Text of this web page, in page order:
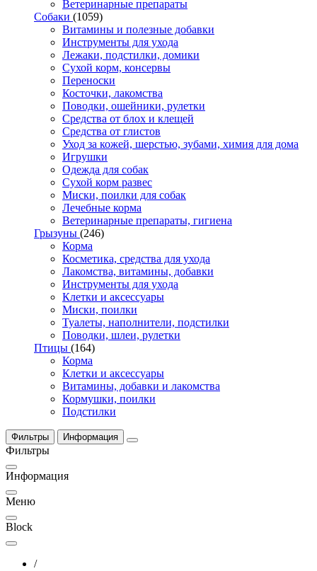
Ветеринарные препараты
Собаки (1059)
Витамины и полезные добавки
Инструменты для ухода
Лежаки, подстилки, домики
Сухой корм, консервы
Переноски
Косточки, лакомства
Поводки, ошейники, рулетки
Средства от блох и клещей
Средства от глистов
Уход за кожей, шерстью, зубами, химия для дома
Игрушки
Одежда для собак
Сухой корм развес
Миски, поилки для собак
Лечебные корма
Ветеринарные препараты, гигиена
Грызуны (246)
Корма
Косметика, средства для ухода
Лакомства, витамины, добавки
Инструменты для ухода
Клетки и аксессуары
Миски, поилки
Туалеты, наполнители, подстилки
Поводки, шлеи, рулетки
Птицы (164)
Корма
Клетки и аксессуары
Витамины, добавки и лакомства
Кормушки, поилки
Подстилки
Фильтры Информация
Фильтры
Информация
Меню
Block
/